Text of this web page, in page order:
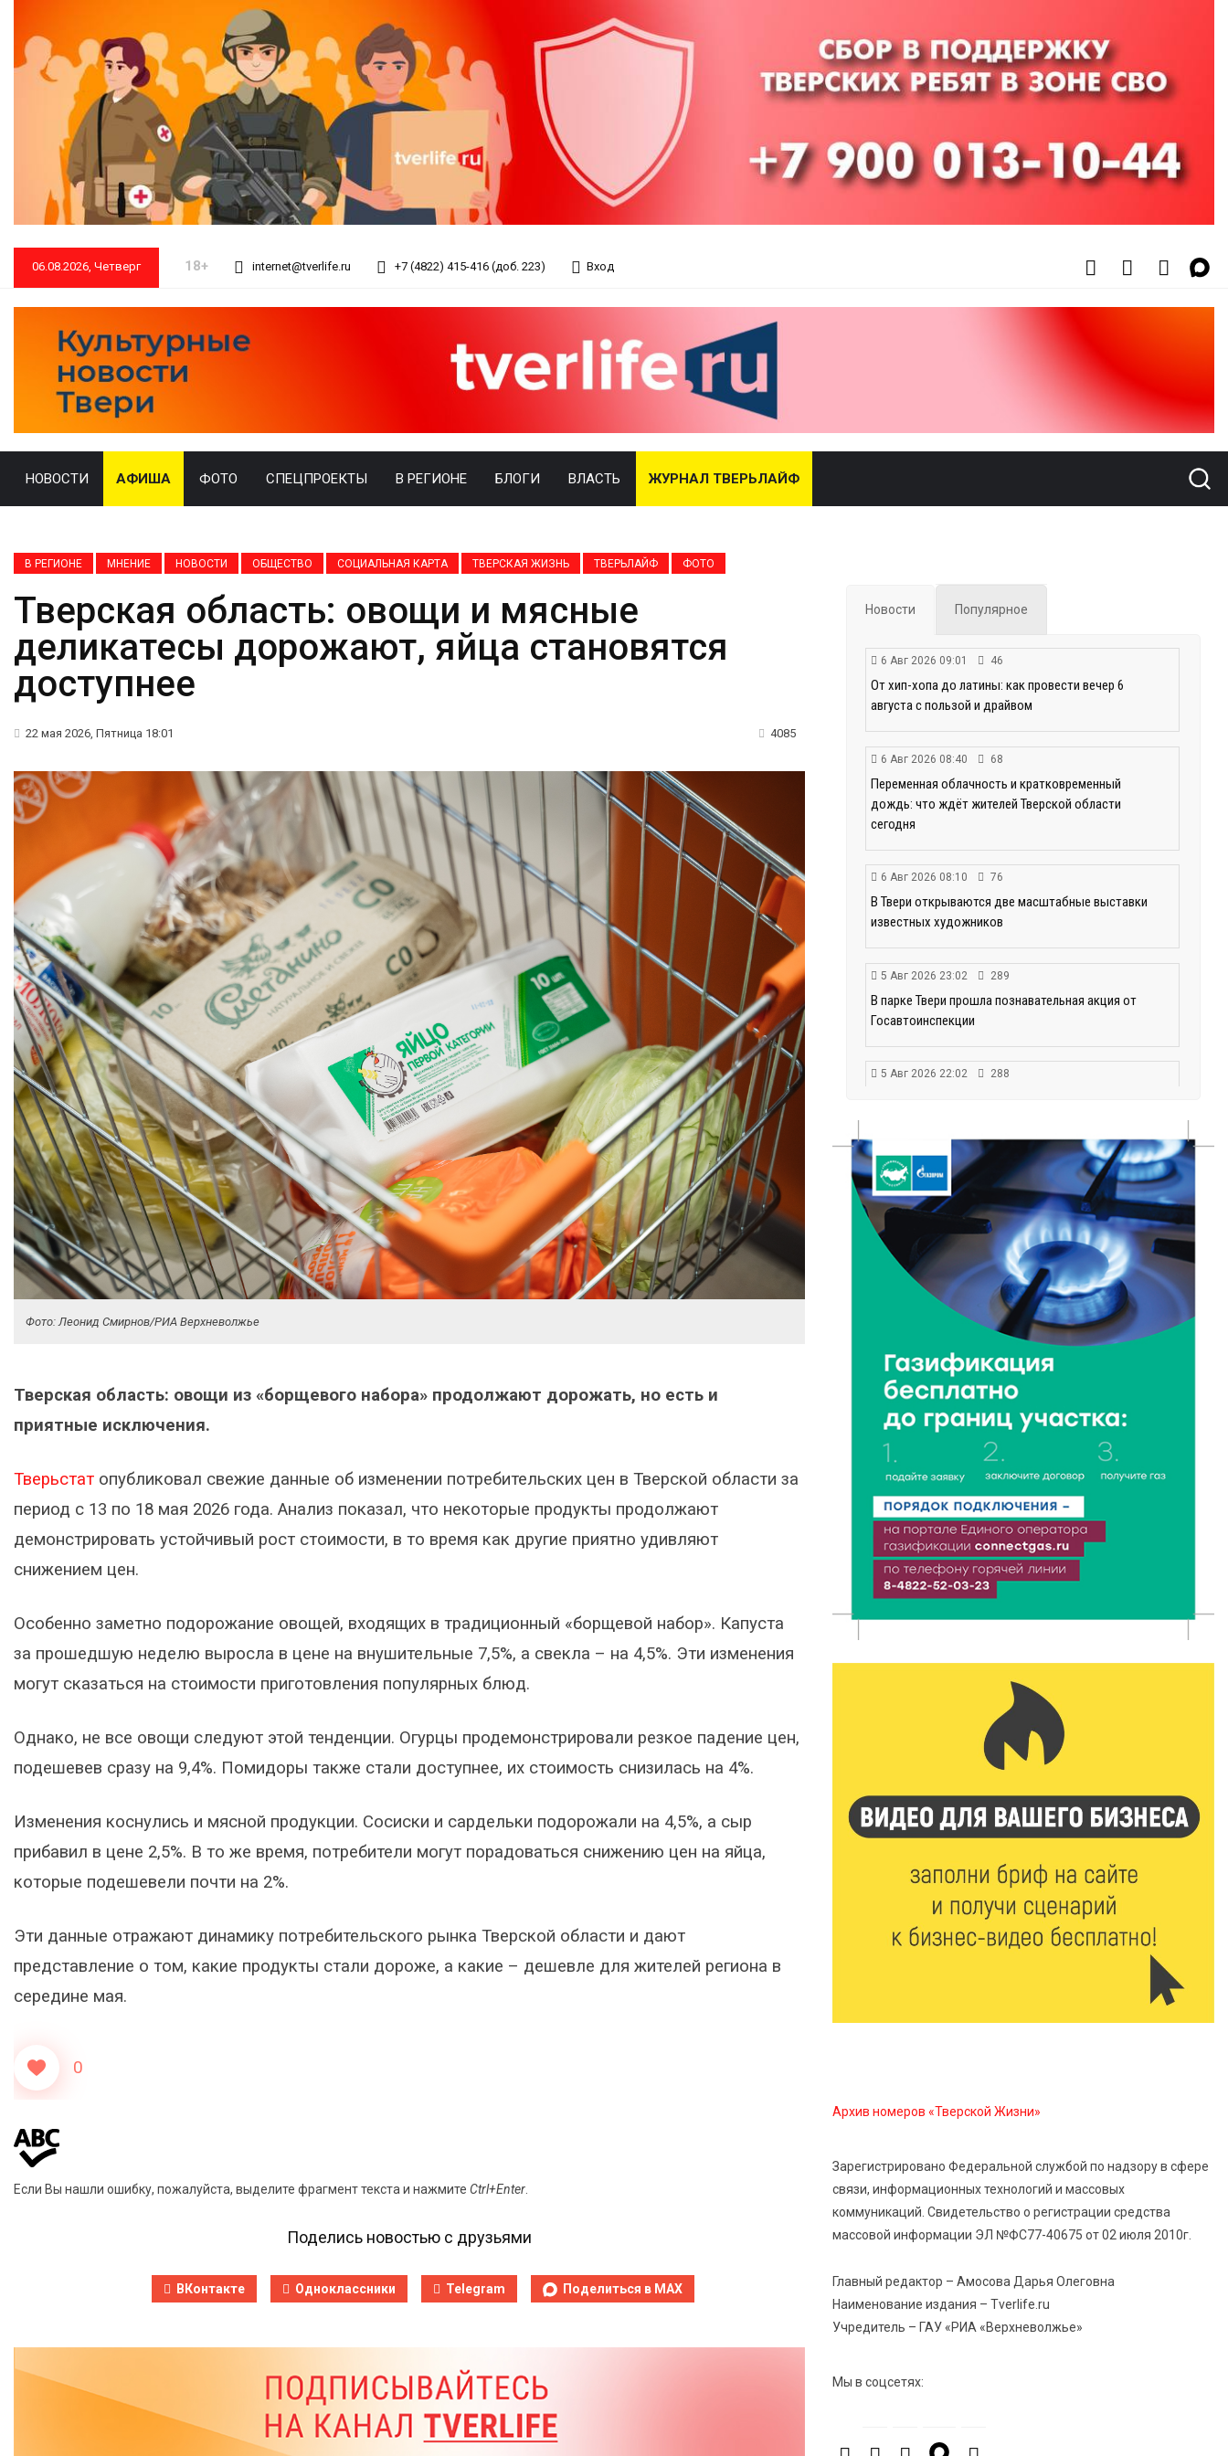
06.08.2026, Четверг 18+ internet@tverlife.ru +7 (4822) 415-416 (доб. 223) Вход
НОВОСТИ АФИША ФОТО СПЕЦПРОЕКТЫ В РЕГИОНЕ БЛОГИ ВЛАСТЬ ЖУРНАЛ ТВЕРЬЛАЙФ
В РЕГИОНЕ МНЕНИЕ НОВОСТИ ОБЩЕСТВО СОЦИАЛЬНАЯ КАРТА ТВЕРСКАЯ ЖИЗНЬ ТВЕРЬЛАЙФ ФОТО
Тверская область: овощи и мясные
деликатесы дорожают, яйца становятся
доступнее
22 мая 2026, Пятница 18:01 4085
Фото: Леонид Смирнов/РИА Верхневолжье
Тверская область: овощи из «борщевого набора» продолжают дорожать, но есть и
приятные исключения.
Тверьстат опубликовал свежие данные об изменении потребительских цен в Тверской области за
период с 13 по 18 мая 2026 года. Анализ показал, что некоторые продукты продолжают
демонстрировать устойчивый рост стоимости, в то время как другие приятно удивляют
снижением цен.
Особенно заметно подорожание овощей, входящих в традиционный «борщевой набор». Капуста
за прошедшую неделю выросла в цене на внушительные 7,5%, а свекла – на 4,5%. Эти изменения
могут сказаться на стоимости приготовления популярных блюд.
Однако, не все овощи следуют этой тенденции. Огурцы продемонстрировали резкое падение цен,
подешевев сразу на 9,4%. Помидоры также стали доступнее, их стоимость снизилась на 4%.
Изменения коснулись и мясной продукции. Сосиски и сардельки подорожали на 4,5%, а сыр
прибавил в цене 2,5%. В то же время, потребители могут порадоваться снижению цен на яйца,
которые подешевели почти на 2%.
Эти данные отражают динамику потребительского рынка Тверской области и дают
представление о том, какие продукты стали дороже, а какие – дешевле для жителей региона в
середине мая.
0
Если Вы нашли ошибку, пожалуйста, выделите фрагмент текста и нажмите Ctrl+Enter
Поделись новостью с друзьями
ВКонтакте Одноклассники Telegram Поделиться в MAX
Новости Популярное
6 Авг 2026 09:01 46
От хип-хопа до латины: как провести вечер 6
августа с пользой и драйвом
6 Авг 2026 08:40 68
Переменная облачность и кратковременный
дождь: что ждёт жителей Тверской области
сегодня
6 Авг 2026 08:10 76
В Твери открываются две масштабные выставки
известных художников
5 Авг 2026 23:02 289
В парке Твери прошла познавательная акция от
Госавтоинспекции
5 Авг 2026 22:02 288
5 Авг 2026 21:02
От детских площадок до спортивных арен: в
Калининском округе подвели итоги программы
поддержки местных инициатив
5 Авг 2026 20:02 256
Большая гонка на Волге: 8 августа Калязин станет
центром всероссийского велоспорта
5 Авг 2026 19:02 346
Туристический азарт и командный дух: в
Максатихинском округе завершился молодёжный
5 Авг 2026 18:42 257
Виталий Королев: 58 пространств благоустроят в
Верхневолжье
343
Завершается обустройство трассы
Витязи — Духовщина — Белый — Нелидово в
5 Авг 2026 16:32 361
«Зарядка со стражем порядка»: как в Нелидово
приобщают детей к здоровому образу жизни
5 Авг 2026 16:02 314
В Калининском округе отметят День
физкультурника масштабной Спартакиадой
5 Авг 2026 15:25 268
обучение в УМЦ «Авангард» при ВУЦ ТвГТУ
5 Авг 2026 15:02 356
«Гришкино» готовят масштабный праздник
Архив номеров «Тверской Жизни»
Зарегистрировано Федеральной службой по надзору в сфере
связи, информационных технологий и массовых
коммуникаций. Свидетельство о регистрации средства
массовой информации ЭЛ №ФС77-40675 от 02 июля 2010г.
Главный редактор – Амосова Дарья Олеговна
Наименование издания – Tverlife.ru
Учредитель – ГАУ «РИА «Верхневолжье»
Мы в соцсетях: